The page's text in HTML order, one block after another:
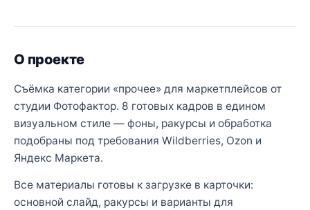
О проекте
Съёмка категории «прочее» для маркетплейсов от
студии Фотофактор. 8 готовых кадров в едином
визуальном стиле — фоны, ракурсы и обработка
подобраны под требования Wildberries, Ozon и
Яндекс Маркета.
Все материалы готовы к загрузке в карточки:
основной слайд, ракурсы и варианты для